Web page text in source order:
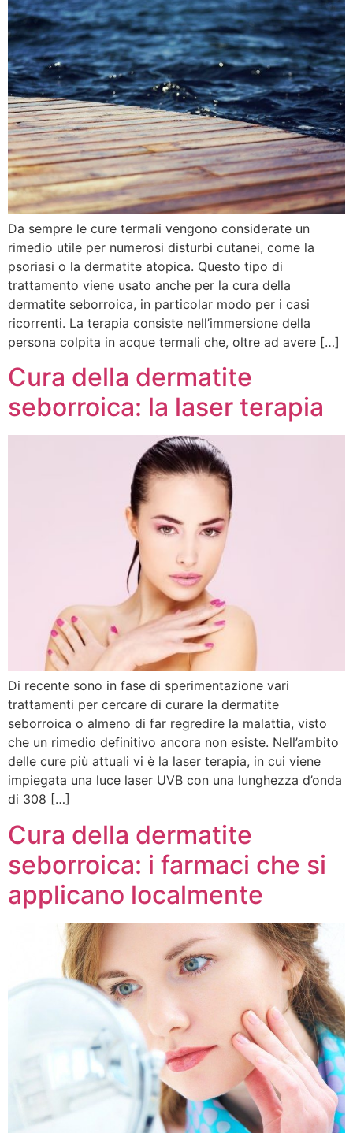
Da sempre le cure termali vengono considerate un
rimedio utile per numerosi disturbi cutanei, come la
psoriasi o la dermatite atopica. Questo tipo di
trattamento viene usato anche per la cura della
dermatite seborroica, in particolar modo per i casi
ricorrenti. La terapia consiste nell’immersione della
persona colpita in acque termali che, oltre ad avere […]
Cura della dermatite
seborroica: la laser terapia
Di recente sono in fase di sperimentazione vari
trattamenti per cercare di curare la dermatite
seborroica o almeno di far regredire la malattia, visto
che un rimedio definitivo ancora non esiste. Nell’ambito
delle cure più attuali vi è la laser terapia, in cui viene
impiegata una luce laser UVB con una lunghezza d’onda
di 308 […]
Cura della dermatite
seborroica: i farmaci che si
applicano localmente